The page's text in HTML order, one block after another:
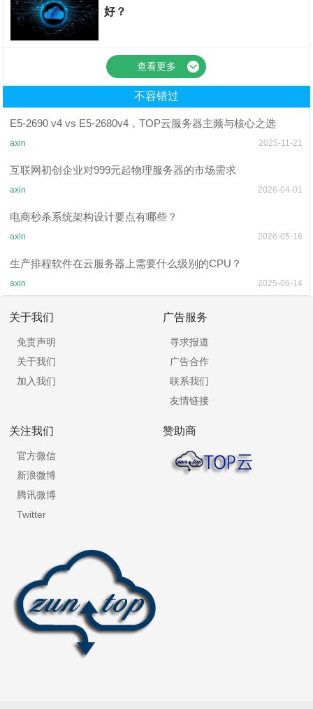
好？
查看更多
不容错过
E5-2690 v4 vs E5-2680v4，TOP云服务器主频与核心之选
axin 2025-11-21
互联网初创企业对999元起物理服务器的市场需求
axin 2026-04-01
电商秒杀系统架构设计要点有哪些？
axin 2026-05-16
生产排程软件在云服务器上需要什么级别的CPU？
axin 2025-06-14
关于我们
免责声明
关于我们
加入我们
广告服务
寻求报道
广告合作
联系我们
友情链接
关注我们
官方微信
新浪微博
腾讯微博
Twitter
赞助商